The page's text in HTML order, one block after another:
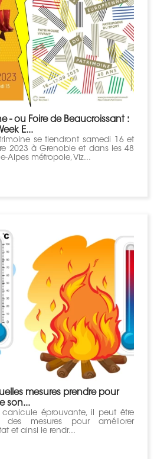
- ou Foire de Beaucroissant :
E...
se tiendront samedi 16 et
2023 à Grenoble et dans les 48
Alpes métropole, Viz...
mesures prendre pour
son...
éprouvante, il peut être
des mesures pour améliorer
et ainsi le rendr...